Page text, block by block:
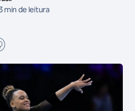
min de leitura